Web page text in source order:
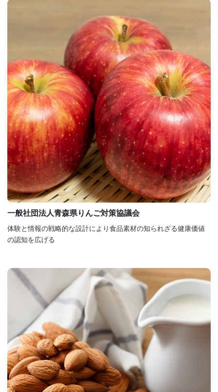
一般社団法人青森県りんご対策協議会
体験と情報の戦略的な設計により食品素材の知られざる健康価値
の認知を広げる